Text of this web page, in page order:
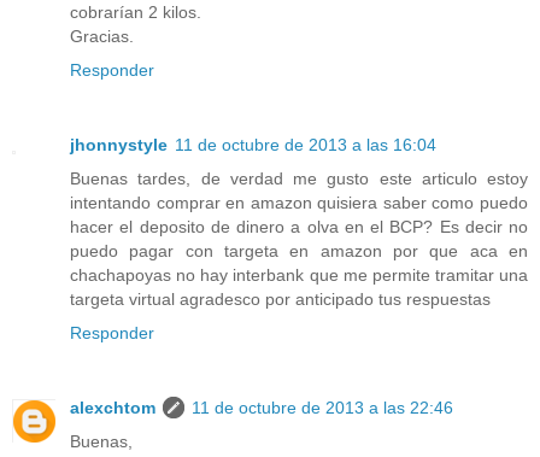
cobrarían 2 kilos.
Gracias.
Responder
jhonnystyle 11 de octubre de 2013 a las 16:04
Buenas tardes, de verdad me gusto este articulo estoy
intentando comprar en amazon quisiera saber como puedo
hacer el deposito de dinero a olva en el BCP? Es decir no
puedo pagar con targeta en amazon por que aca en
chachapoyas no hay interbank que me permite tramitar una
targeta virtual agradesco por anticipado tus respuestas
Responder
alexchtom
11 de octubre de 2013 a las 22:46
Buenas,